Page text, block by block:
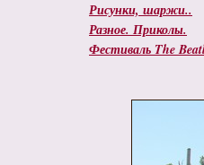
Рисунки, шаржи..
Разное. Приколы.
Фестиваль The